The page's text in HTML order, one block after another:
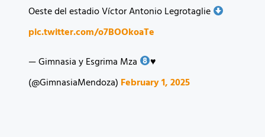
Oeste del estadio Víctor Antonio Legrotaglie
pic.twitter.com/o7BOOkoaTe
— Gimnasia y Esgrima Mza
♥️
(@GimnasiaMendoza) February 1, 2025